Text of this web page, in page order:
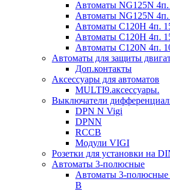
Автоматы NG125N
Автоматы NG125N
Автоматы С120H 4п.
Автоматы С120H 4п.
Автоматы С120N 4п.
Автоматы для защиты
Доп.контакты
Аксессуары для автоматов
MULTI9.аксессуары.
Выключатели
DPN N Vigi
DPNN
RCCB
Модули VIGI
Розетки для установки на
Автоматы 3-полюсные
Автоматы 3-полюсные
B